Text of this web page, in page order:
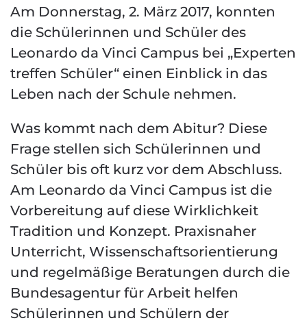
Am Donnerstag, 2. März 2017, konnten
die Schülerinnen und Schüler des
Leonardo da Vinci Campus bei „Experten
treffen Schüler“ einen Einblick in das
Leben nach der Schule nehmen.
Was kommt nach dem Abitur? Diese
Frage stellen sich Schülerinnen und
Schüler bis oft kurz vor dem Abschluss.
Am Leonardo da Vinci Campus ist die
Vorbereitung auf diese Wirklichkeit
Tradition und Konzept. Praxisnaher
Unterricht, Wissenschaftsorientierung
und regelmäßige Beratungen durch die
Bundesagentur für Arbeit helfen
Schülerinnen und Schülern der